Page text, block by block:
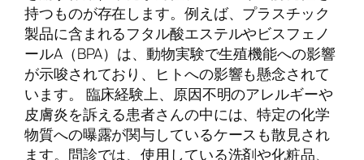
持つものが存在します。例えば、プラスチック
製品に含まれるフタル酸エステルやビスフェノ
ールA（BPA）は、動物実験で生殖機能への影響
が示唆されており、ヒトへの影響も懸念されて
います。 臨床経験上、原因不明のアレルギーや
皮膚炎を訴える患者さんの中には、特定の化学
物質への曝露が関与しているケースも散見され
ます。問診では、使用している洗剤や化粧品、